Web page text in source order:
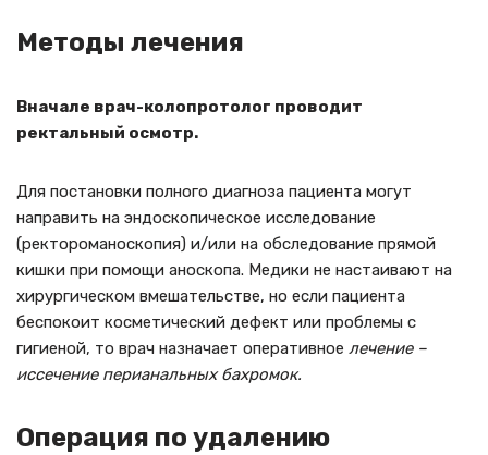
Методы лечения
Вначале врач-колопротолог проводит
ректальный осмотр.
Для постановки полного диагноза пациента могут
направить на эндоскопическое исследование
(ректороманоскопия) и/или на обследование прямой
кишки при помощи аноскопа. Медики не настаивают на
хирургическом вмешательстве, но если пациента
беспокоит косметический дефект или проблемы с
гигиеной, то врач назначает оперативное лечение –
иссечение перианальных бахромок.
Операция по удалению